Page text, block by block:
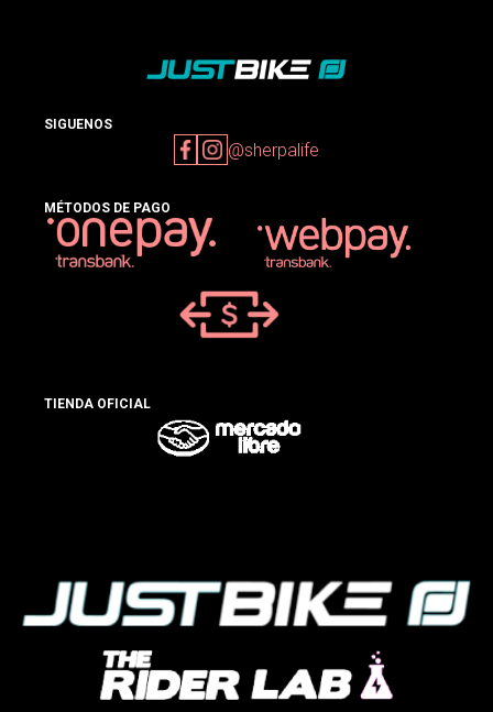
SIGUENOS
@sherpalife
MÉTODOS DE PAGO
TIENDA OFICIAL